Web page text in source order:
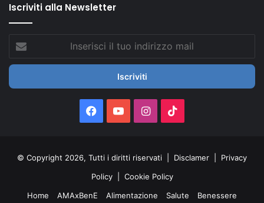
Iscriviti alla Newsletter
tuo
mail
Facebook
You Instagram
© Copyright 2026, Tutti i diritti riservati | Disclamer
Privacy
Policy
Cookie Policy
Home
AMAxBenE Alimentazione Salute Benessere